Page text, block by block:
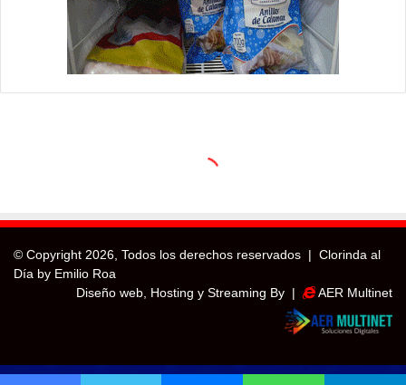
© Copyright 2026, Todos los derechos reservados | Clorinda al
Día by Emilio Roa
Diseño web, Hosting y Streaming By |
AER Multinet